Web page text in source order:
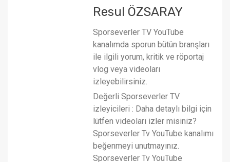
Resul ÖZSARAY
Sporseverler TV YouTube
kanalımda sporun bütün branşları
ile ilgili yorum, kritik ve röportaj
vlog veya videoları
izleyebilirsiniz.
Değerli Sporseverler TV
izleyicileri : Daha detaylı bilgi için
lütfen videoları izler misiniz?
Sporseverler Tv YouTube kanalımı
beğenmeyi unutmayınız.
Sporseverler Tv YouTube